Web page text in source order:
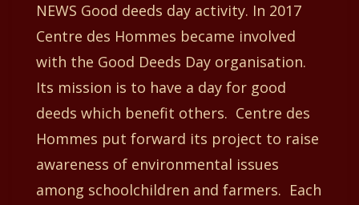
NEWS Good deeds day activity. In 2017
Centre des Hommes became involved
with the Good Deeds Day organisation.
Its mission is to have a day for good
deeds which benefit others. Centre des
Hommes put forward its project to raise
awareness of environmental issues
among schoolchildren and farmers. Each